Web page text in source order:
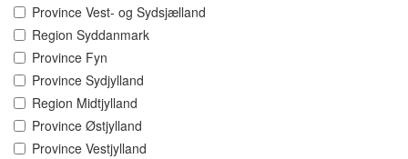
Province Vest- og Sydsjælland
Region Syddanmark
Province Fyn
Province Sydjylland
Region Midtjylland
Province Østjylland
Province Vestjylland